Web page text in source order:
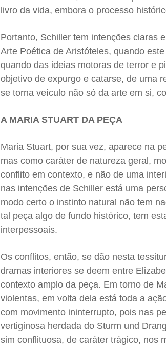
livro da vida, embora o processo
Portanto, Schiller tem intenções claras
Arte Poética de Aristóteles, quando
quando das ideias motoras de terror e
objetivo de expurgo e catarse, de uma
se torna veículo não só da arte em si,
A MARIA STUART DA PEÇA
Maria Stuart, por sua vez, aparece na
mas como caráter de natureza geral,
conflito em contexto, e não de uma
nas intenções de Schiller está uma
modo certo o instinto natural não tem
tal peça algo de fundo histórico, tem
interpessoais.
Os conflitos, então, se dão nesta
dramas interiores se deem entre
contexto amplo da peça. Em torno de
violentas, em volta dela está toda a
com movimento ininterrupto, pois nas
vertiginosa herdada do Sturm und
sim conflituosa, de caráter trágico, nos